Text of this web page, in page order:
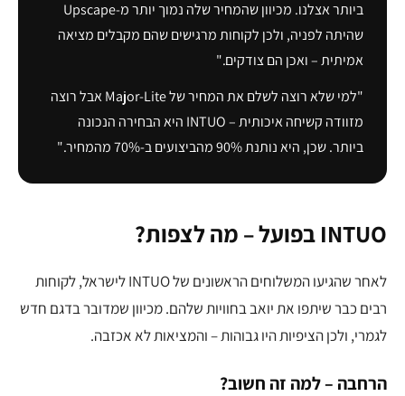
ביותר אצלנו. מכיוון שהמחיר שלה נמוך יותר מ-Upscape
שהיתה לפניה, ולכן לקוחות מרגישים שהם מקבלים מציאה
אמיתית – ואכן הם צודקים."
"למי שלא רוצה לשלם את המחיר של Major-Lite אבל רוצה
מזוודה קשיחה איכותית – INTUO היא הבחירה הנכונה
ביותר. שכן, היא נותנת 90% מהביצועים ב-70% מהמחיר."
INTUO בפועל – מה לצפות?
לאחר שהגיעו המשלוחים הראשונים של INTUO לישראל, לקוחות
רבים כבר שיתפו את יואב בחוויות שלהם. מכיוון שמדובר בדגם חדש
לגמרי, ולכן הציפיות היו גבוהות – והמציאות לא אכזבה.
הרחבה – למה זה חשוב?